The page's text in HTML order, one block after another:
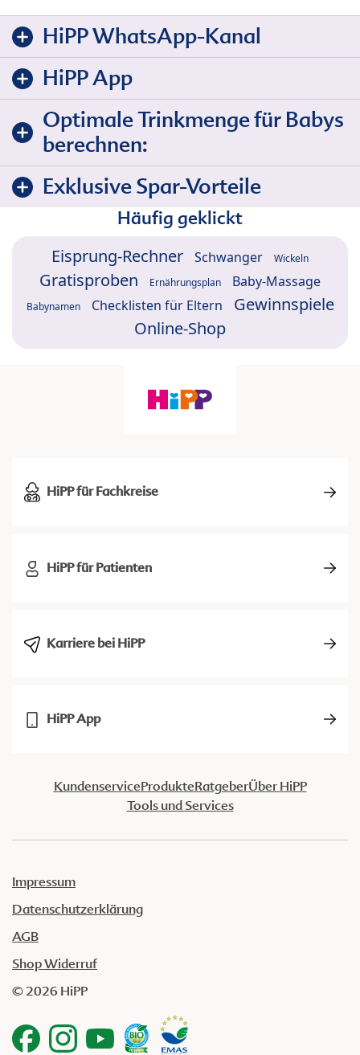
HiPP WhatsApp-Kanal
HiPP App
Optimale Trinkmenge für Babys
berechnen:
Exklusive Spar-Vorteile
Häufig geklickt
Eisprung-Rechner Schwanger Wickeln
Gratisproben Ernährungsplan Baby-Massage
Babynamen Checklisten für Eltern
Gewinnspiele
Online-Shop
HiPP für Fachkreise
HiPP für Patienten
Karriere bei HiPP
HiPP App
KundenserviceProdukteRatgeberÜber HiPP
Tools und Services
Impressum
Datenschutzerklärung
AGB
Shop Widerruf
© 2026 HiPP